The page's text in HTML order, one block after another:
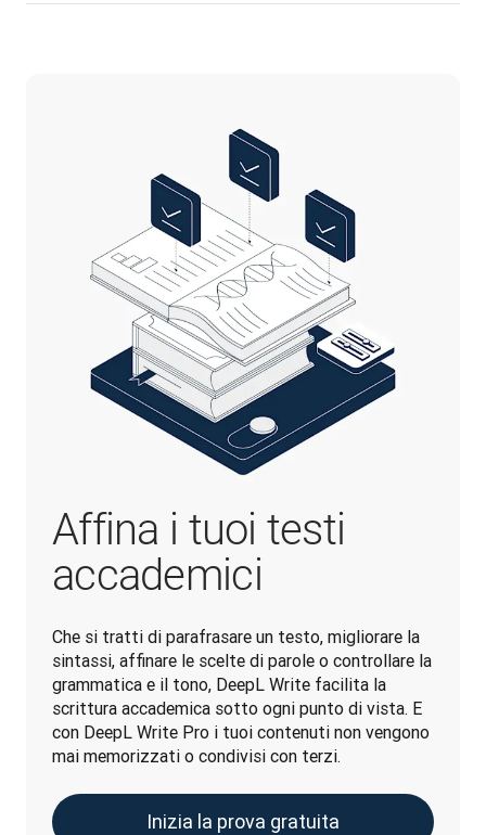
Affina i tuoi testi
accademici
Che si tratti di parafrasare un testo, migliorare la
sintassi, affinare le scelte di parole o controllare la
grammatica e il tono, DeepL Write facilita la
scrittura accademica sotto ogni punto di vista. E
con DeepL Write Pro i tuoi contenuti non vengono
mai memorizzati o condivisi con terzi.
Inizia la prova gratuita